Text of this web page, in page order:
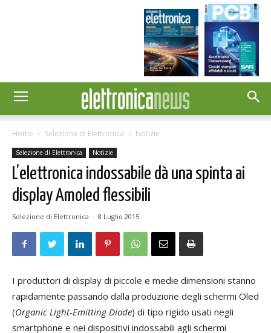
Home Selezione di Elettronica Notizie
Selezione di Elettronica Notizie
L’elettronica indossabile dà una spinta ai
display Amoled flessibili
Selezione di Elettronica - 8 Luglio 2015
I produttori di display di piccole e medie dimensioni stanno
rapidamente passando dalla produzione degli schermi Oled
(Organic Light-Emitting Diode) di tipo rigido usati negli
smartphone e nei dispositivi indossabili agli schermi